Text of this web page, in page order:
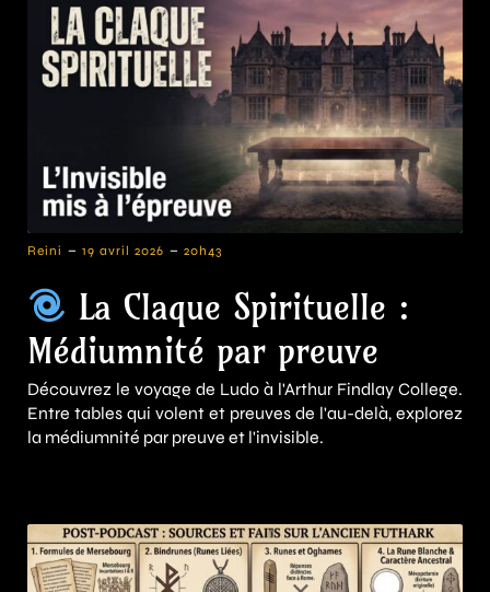
Reini - 19 avril 2026 - 20h43
La Claque Spirituelle :
Médiumnité par preuve
Découvrez le voyage de Ludo à l'Arthur Findlay College.
Entre tables qui volent et preuves de l'au-delà, explorez
la médiumnité par preuve et l'invisible.